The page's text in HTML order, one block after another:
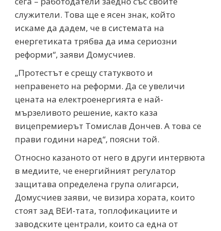
служители. Това ще е ясен знак, който
искаме да дадем, че в системата на
енергетиката трябва да има сериозни
реформи“, заяви Домусчиев.
„Протестът е срещу статуквото и
неправенето на реформи. Да се увеличи
цената на електроенергията е най-
мързеливото решение, както каза
вицепремиерът Томислав Дончев. А това се
прави години наред“, поясни той.
Относно казаното от него в други интервюта
в медиите, че енергийният регулатор
защитава определена група олигарси,
Домусчиев заяви, че визира хората, които
стоят зад ВЕИ-тата, топлофикациите и
заводските централи, които са една от